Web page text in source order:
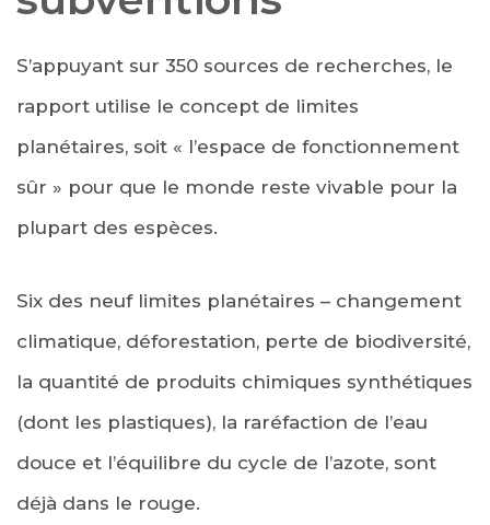
S’appuyant sur 350 sources de recherches, le
rapport utilise le concept de limites
planétaires, soit « l’espace de fonctionnement
sûr » pour que le monde reste vivable pour la
plupart des espèces.
Six des neuf limites planétaires – changement
climatique, déforestation, perte de biodiversité,
la quantité de produits chimiques synthétiques
(dont les plastiques), la raréfaction de l’eau
douce et l’équilibre du cycle de l’azote, sont
déjà dans le rouge.